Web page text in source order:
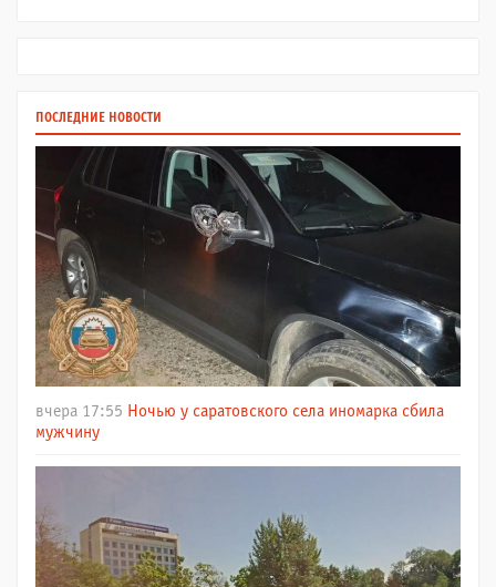
ПОСЛЕДНИЕ НОВОСТИ
вчера 17:55 Ночью у саратовского села иномарка сбила
мужчину